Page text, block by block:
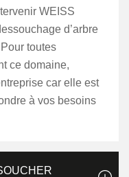
WEISS
d’arbre
toutes
ce domaine,
car elle est
à vos besoins